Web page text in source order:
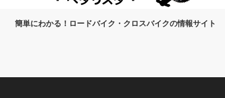
簡単にわかる！ロードバイク・クロスバイクの情報サイト